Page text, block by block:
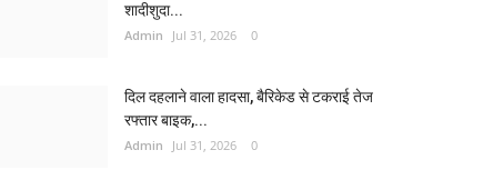
शादीशुदा...
Admin Jul 31, 2026 0
दिल दहलाने वाला हादसा, बैरिकेड से टकराई तेज
रफ्तार बाइक,...
Admin Jul 31, 2026 0